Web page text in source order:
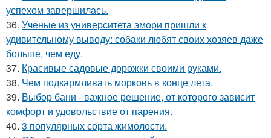
успехом завершилась.
36. Учёные из университета эмори пришли к
удивительному выводу: собаки любят своих хозяев даже
больше, чем еду.
37. Красивые садовые дорожки своими руками.
38. Чем подкармливать морковь в конце лета.
39. Выбор бани - важное решение, от которого зависит
комфорт и удовольствие от парения.
40. 3 популярных сорта жимолости.